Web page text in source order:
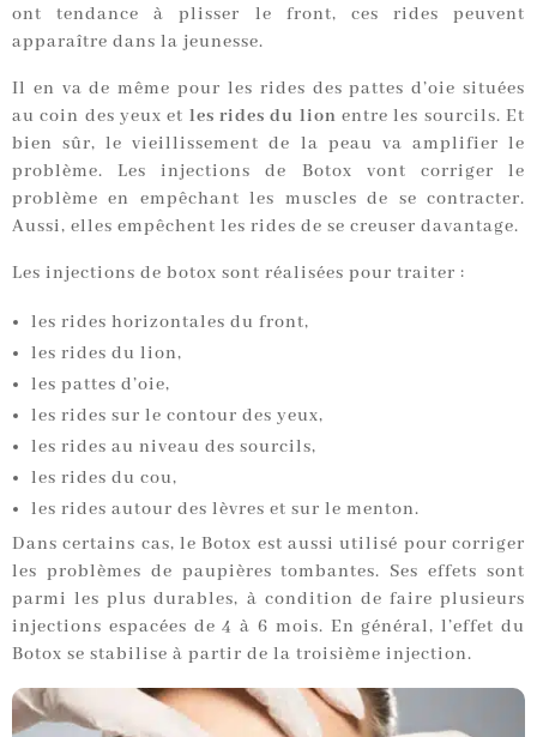
ont tendance à plisser le front, ces rides peuvent
apparaître dans la jeunesse.
Il en va de même pour les rides des pattes d’oie situées
au coin des yeux et les rides du lionentre les sourcils. Et
bien sûr, le vieillissement de la peau va amplifier le
problème. Les injections de Botox vont corriger le
problème en empêchant les muscles de se contracter.
Aussi, elles empêchent les rides de se creuser davantage.
Les injections de botox sont réalisées pour traiter :
les rides horizontales du front,
les rides du lion,
les pattes d’oie,
les rides sur le contour des yeux,
les rides au niveau des sourcils,
les rides du cou,
les rides autour des lèvres et sur le menton.
Dans certains cas, le Botox est aussi utilisé pour corriger
les problèmes de paupières tombantes. Ses effets sont
parmi les plus durables, à condition de faire plusieurs
injections espacées de 4 à 6 mois. En général, l’effet du
Botox se stabilise à partir de la troisième injection.